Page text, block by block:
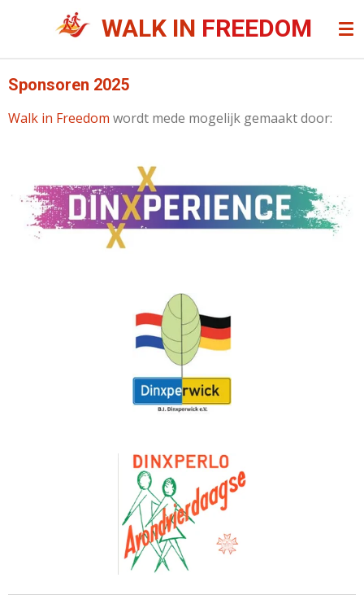
de
hoofdinhoud
WALK IN FREEDOM
Sponsoren 2025
Walk in Freedom wordt mede mogelijk gemaakt door: